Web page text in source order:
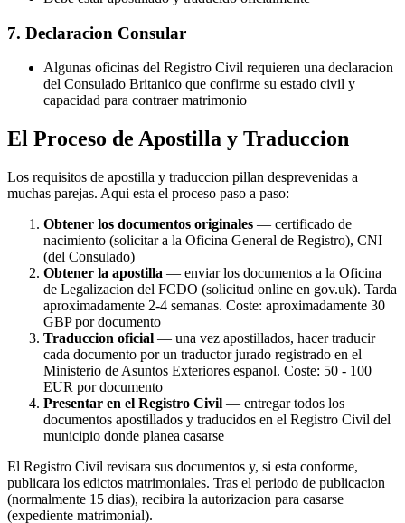
7. Declaracion Consular
Algunas oficinas del Registro Civil requieren una declaracion
del Consulado Britanico que confirme su estado civil y
capacidad para contraer matrimonio
El Proceso de Apostilla y Traduccion
Los requisitos de apostilla y traduccion pillan desprevenidas a
muchas parejas. Aqui esta el proceso paso a paso:
Obtener los documentos originales — certificado de
nacimiento (solicitar a la Oficina General de Registro), CNI
(del Consulado)
Obtener la apostilla — enviar los documentos a la Oficina
de Legalizacion del FCDO (solicitud online en gov.uk). Tarda
aproximadamente 2-4 semanas. Coste: aproximadamente 30
GBP por documento
Traduccion oficial — una vez apostillados, hacer traducir
cada documento por un traductor jurado registrado en el
Ministerio de Asuntos Exteriores espanol. Coste: 50 - 100
EUR por documento
Presentar en el Registro Civil — entregar todos los
documentos apostillados y traducidos en el Registro Civil del
municipio donde planea casarse
El Registro Civil revisara sus documentos y, si esta conforme,
publicara los edictos matrimoniales. Tras el periodo de publicacion
(normalmente 15 dias), recibira la autorizacion para casarse
(expediente matrimonial).